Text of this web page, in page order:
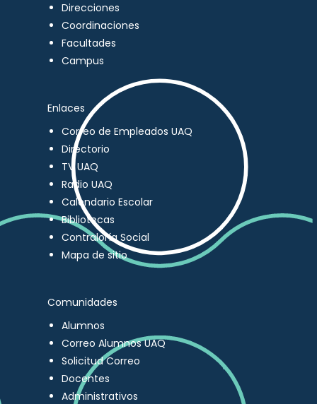
Direcciones
Coordinaciones
Facultades
Campus
Enlaces
Correo de Empleados UAQ
Directorio
TV UAQ
Radio UAQ
Calendario Escolar
Bibliotecas
Contraloría Social
Mapa de sitio
Comunidades
Alumnos
Correo Alumnos UAQ
Solicitud Correo
Docentes
Administrativos